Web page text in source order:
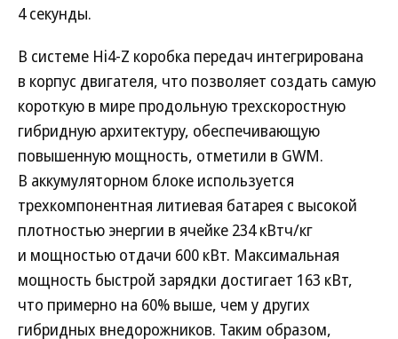
4 секунды.
В системе Hi4-Z коробка передач интегрирована
в корпус двигателя, что позволяет создать самую
короткую в мире продольную трехскоростную
гибридную архитектуру, обеспечивающую
повышенную мощность, отметили в GWM.
В аккумуляторном блоке используется
трехкомпонентная литиевая батарея с высокой
плотностью энергии в ячейке 234 кВтч/кг
и мощностью отдачи 600 кВт. Максимальная
мощность быстрой зарядки достигает 163 кВт,
что примерно на 60% выше, чем у других
гибридных внедорожников. Таким образом,